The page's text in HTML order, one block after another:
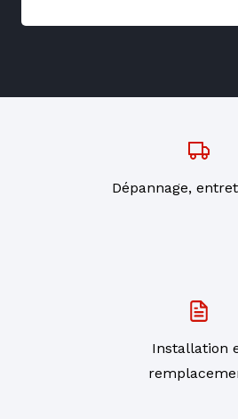
Dépannage,
Installation